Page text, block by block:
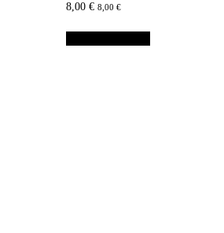
8,00 € 8,00 €